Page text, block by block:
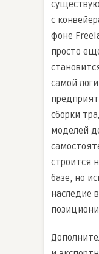
с
фоне
просто
самой
сборки
моделей
строится
базе, но
наследие